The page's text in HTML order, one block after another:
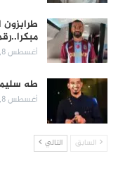
أغسطس 8, 2026
طه
أغسطس 8, 2026
السابق التالي